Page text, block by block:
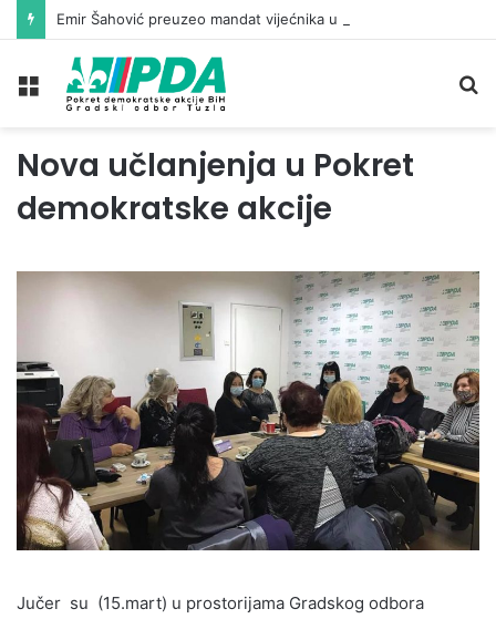
Meni
Nova učlanjenja u Pokret
demokratske akcije
Jučer su (15.mart) u prostorijama Gradskog odbora